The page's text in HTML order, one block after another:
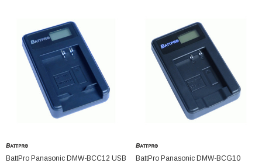
BattPro Panasonic DMW-BCC12 USB
BattPro Panasonic DMW-BCG10